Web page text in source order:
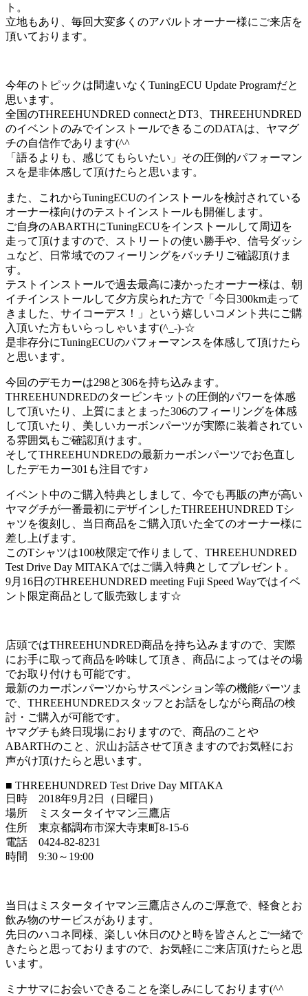
ト。
立地もあり、毎回大変多くのアバルトオーナー様にご来店を
頂いております。
今年のトピックは間違いなくTuningECU Update Programだと
思います。
全国のTHREEHUNDRED connectとDT3、THREEHUNDRED
のイベントのみでインストールできるこのDATAは、ヤマグ
チの自信作であります(^^ゞ
「語るよりも、感じてもらいたい」その圧倒的パフォーマン
スを是非体感して頂けたらと思います。
また、これからTuningECUのインストールを検討されている
オーナー様向けのテストインストールも開催します。
ご自身のABARTHにTuningECUをインストールして周辺を
走って頂けますので、ストリートの使い勝手や、信号ダッシ
ュなど、日常域でのフィーリングをバッチリご確認頂けま
す。
テストインストールで過去最高に凄かったオーナー様は、朝
イチインストールして夕方戻られた方で「今日300km走って
きました、サイコーデス！」という嬉しいコメント共にご購
入頂いた方もいらっしゃいます(^_-)-☆
是非存分にTuningECUのパフォーマンスを体感して頂けたら
と思います。
今回のデモカーは298と306を持ち込みます。
THREEHUNDREDのタービンキットの圧倒的パワーを体感
して頂いたり、上質にまとまった306のフィーリングを体感
して頂いたり、美しいカーボンパーツが実際に装着されてい
る雰囲気もご確認頂けます。
そしてTHREEHUNDREDの最新カーボンパーツでお色直し
したデモカー301も注目です♪
イベント中のご購入特典としまして、今でも再販の声が高い
ヤマグチが一番最初にデザインしたTHREEHUNDRED Tシ
ャツを復刻し、当日商品をご購入頂いた全てのオーナー様に
差し上げます。
このTシャツは100枚限定で作りまして、THREEHUNDRED
Test Drive Day MITAKAではご購入特典としてプレゼント。
9月16日のTHREEHUNDRED meeting Fuji Speed Wayではイベ
ント限定商品として販売致します☆
店頭ではTHREEHUNDRED商品を持ち込みますので、実際
にお手に取って商品を吟味して頂き、商品によってはその場
でお取り付けも可能です。
最新のカーボンパーツからサスペンション等の機能パーツま
で、THREEHUNDREDスタッフとお話をしながら商品の検
討・ご購入が可能です。
ヤマグチも終日現場におりますので、商品のことや
ABARTHのこと、沢山お話させて頂きますのでお気軽にお
声がけ頂けたらと思います。
■ THREEHUNDRED Test Drive Day MITAKA
日時 2018年9月2日（日曜日）
場所 ミスタータイヤマン三鷹店
住所 東京都調布市深大寺東町8-15-6
電話 0424-82-8231
時間 9:30～19:00
当日はミスタータイヤマン三鷹店さんのご厚意で、軽食とお
飲み物のサービスがあります。
先日のハコネ同様、楽しい休日のひと時を皆さんとご一緒で
きたらと思っておりますので、お気軽にご来店頂けたらと思
います。
ミナサマにお会いできることを楽しみにしております(^^ゞ